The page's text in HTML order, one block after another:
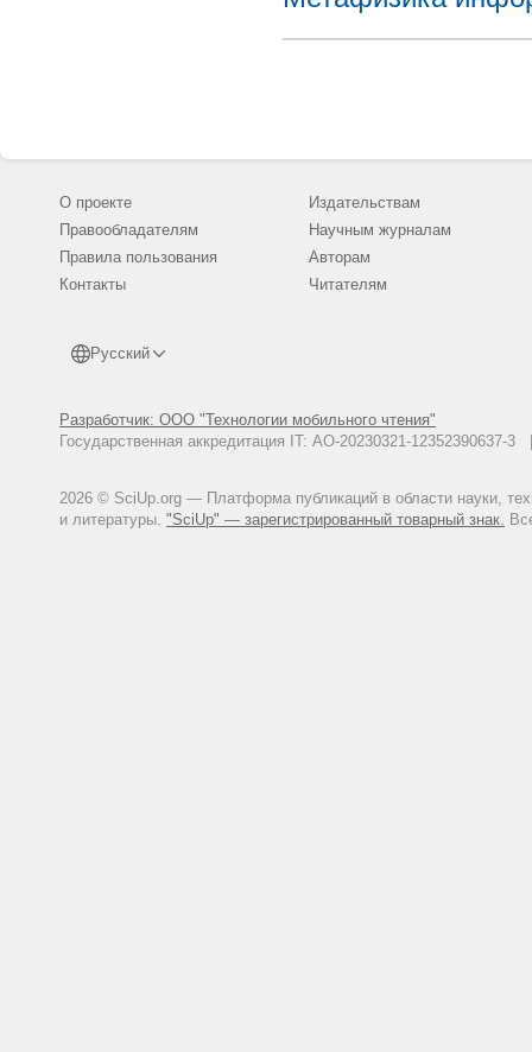
О проекте
Правообладателям
Правила пользования
Контакты
Русский
Разработчик: ООО "Технологии мобильного чтения"
Государственная аккредитация IT: АО-20230321-
2026 © SciUp.org — Платформа публикаций в области науки,
и литературы. "SciUp" — зарегистрированный товарный знак.
Издательствам
Научным журналам
Авторам
Читателям